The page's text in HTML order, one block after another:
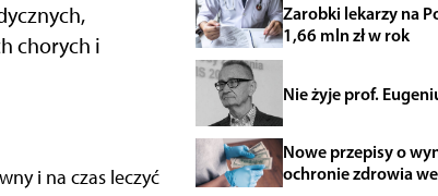
chorych i
i na czas leczyć
Zarobki lekarzy na
1,66 mln zł w rok
Nie żyje prof.
Nowe przepisy o
ochronie zdrowia